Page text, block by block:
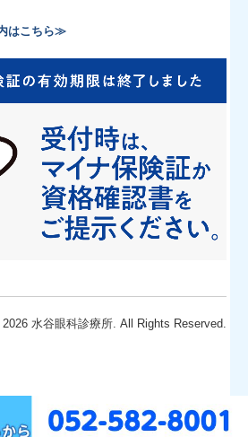
はこちら≫
水谷眼科診療所. All Rights Reserved.